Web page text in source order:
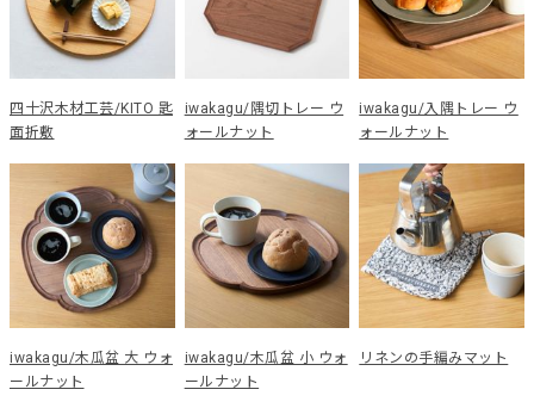
四十沢木材工芸/KITO 匙
面折敷
iwakagu/隅切トレー ウ
ォールナット
iwakagu/入隅トレー ウ
ォールナット
iwakagu/木瓜盆 大 ウォ
ールナット
iwakagu/木瓜盆 小 ウォ
ールナット
リネンの手編みマット